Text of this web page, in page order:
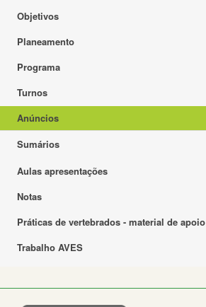
Objetivos
Planeamento
Programa
Turnos
Anúncios
Sumários
Aulas apresentações
Notas
Práticas de vertebrados - material de apoio
Trabalho AVES